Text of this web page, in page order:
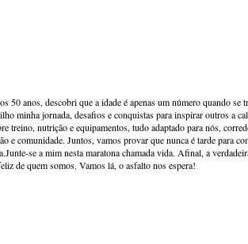
anos, descobri que a idade é apenas um número quando se
minha jornada, desafios e conquistas para inspirar outros a
treino, nutrição e equipamentos, tudo adaptado para nós,
e comunidade. Juntos, vamos provar que nunca é tarde para
se a mim nesta maratona chamada vida. Afinal, a
de quem somos. Vamos lá, o asfalto nos espera!